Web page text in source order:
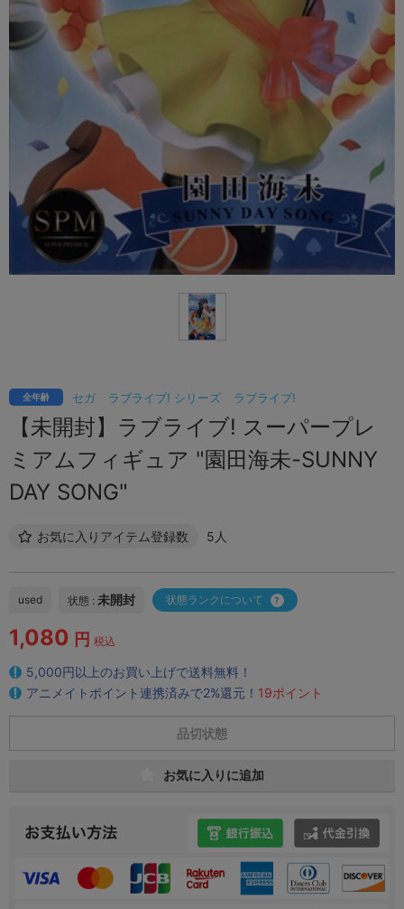
セガ ラブライブ! シリーズ ラブライブ!
全年齢
【未開封】ラブライブ! スーパープレ
ミアムフィギュア "園田海未-SUNNY
DAY SONG"
お気に入りアイテム登録数 5人
used 状態 : 未開封 状態ランクについて
1,080 円 税込
5,000円以上のお買い上げで送料無料！
アニメイトポイント連携済みで2%還元！ 19ポイント
品切状態
お気に入りに追加